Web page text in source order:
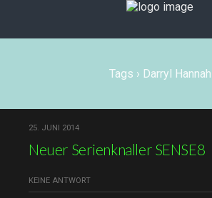
Tags › Darryl Hannah
25. JUNI 2014
Neuer Serienknaller SENSE8
KEINE ANTWORT